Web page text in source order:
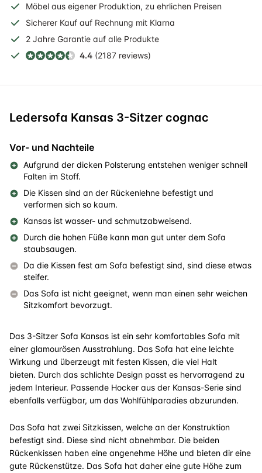
Möbel aus eigener Produktion, zu ehrlichen Preisen
Sicherer Kauf auf Rechnung mit Klarna
2 Jahre Garantie auf alle Produkte
4.4 (2187 reviews)
Ledersofa Kansas 3-Sitzer cognac
Vor- und Nachteile
Aufgrund der dicken Polsterung entstehen weniger schnell
Falten im Stoff.
Die Kissen sind an der Rückenlehne befestigt und
verformen sich so kaum.
Kansas ist wasser- und schmutzabweisend.
Durch die hohen Füße kann man gut unter dem Sofa
staubsaugen.
Da die Kissen fest am Sofa befestigt sind, sind diese etwas
steifer.
Das Sofa ist nicht geeignet, wenn man einen sehr weichen
Sitzkomfort bevorzugt.
Das 3-Sitzer Sofa Kansas ist ein sehr komfortables Sofa mit
einer glamourösen Ausstrahlung. Das Sofa hat eine leichte
Wirkung und überzeugt mit festen Kissen, die viel Halt
bieten. Durch das schlichte Design passt es hervorragend zu
jedem Interieur. Passende Hocker aus der Kansas-Serie sind
ebenfalls verfügbar, um das Wohlfühlparadies abzurunden.
Das Sofa hat zwei Sitzkissen, welche an der Konstruktion
befestigt sind. Diese sind nicht abnehmbar. Die beiden
Rückenkissen haben eine angenehme Höhe und bieten dir eine
gute Rückenstütze. Das Sofa hat daher eine gute Höhe zum